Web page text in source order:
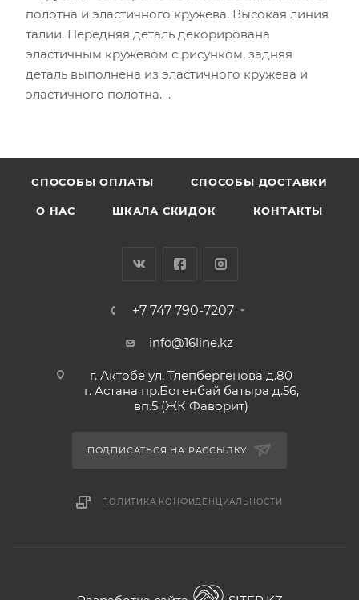
полотна и эластичного кружева. Высокая линия
талии. Передняя деталь декорирована
эластичным кружевом с рисунком, задняя
деталь выполнена из эластичного кружева и
эластичного полотна. .
CПОСОБЫ ОПЛАТЫ СПОСОБЫ ДОСТАВКИ
О НАС ШКАЛА СКИДОК КОНТАКТЫ
+7 747 790-7207
info@16line.kz
г. Актобе ул. Тлепбергенова д.80
г. Астана пр.Богенбай батыра д.56,
вп.5 (ЖК Фаворит)
ПОДПИСАТЬСЯ НА РАССЫЛКУ
ПОЛИТИКА КОНФИДЕНЦИАЛЬНОСТИ